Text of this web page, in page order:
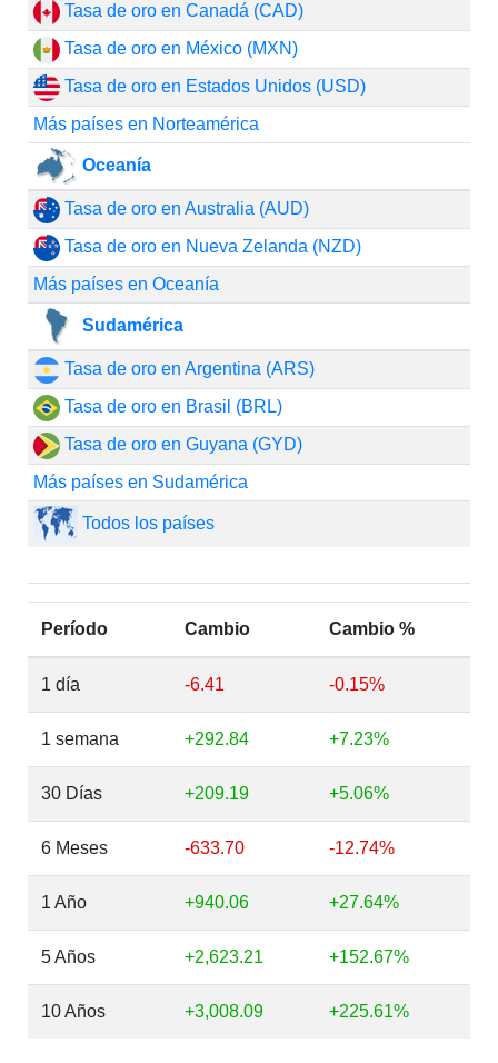
Tasa de oro en Canadá (CAD)
Tasa de oro en México (MXN)
Tasa de oro en Estados Unidos (USD)
Más países en Norteamérica
Oceanía
Tasa de oro en Australia (AUD)
Tasa de oro en Nueva Zelanda (NZD)
Más países en Oceanía
Sudamérica
Tasa de oro en Argentina (ARS)
Tasa de oro en Brasil (BRL)
Tasa de oro en Guyana (GYD)
Más países en Sudamérica
Todos los países
Período Cambio Cambio %
1 día -6.41 -0.15%
1 semana +292.84 +7.23%
30 Días +209.19 +5.06%
6 Meses -633.70 -12.74%
1 Año +940.06 +27.64%
5 Años +2,623.21 +152.67%
10 Años +3,008.09 +225.61%